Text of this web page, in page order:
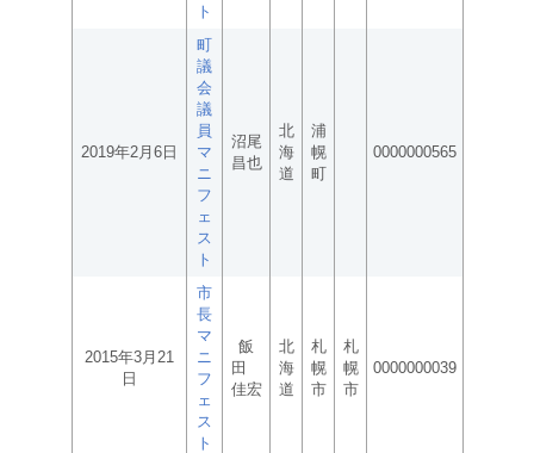
ト
2019年2月6日
町
議
会
議
員
マ
ニ
フ
ェ
ス
ト
沼尾
昌也
北
海
道
浦
幌
町
0000000565
2015年3月21
日
市
長
マ
ニ
フ
ェ
ス
ト
飯
田
佳宏
北
海
道
札
幌
市
札
幌
市
0000000039